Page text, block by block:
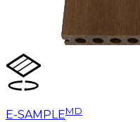
E-SAMPLEMD